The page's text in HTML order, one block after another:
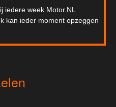
iedere week Motor.NL
kan ieder moment opzeggen